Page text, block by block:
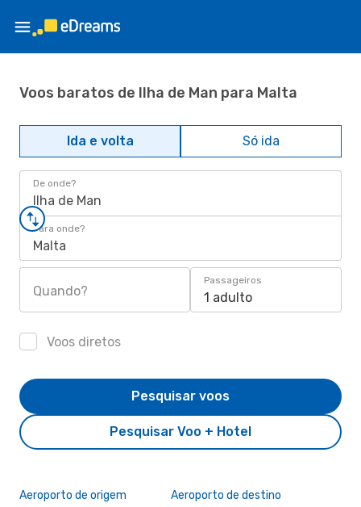
Voos baratos de Ilha de Man para Malta
Ida e volta Só ida
De onde?
Ilha de Man
Para onde?
Malta
Quando?
Passageiros
1 adulto
Voos diretos
Pesquisar Voo + Hotel
Pesquisar voos
Aeroporto de origem Aeroporto de destino